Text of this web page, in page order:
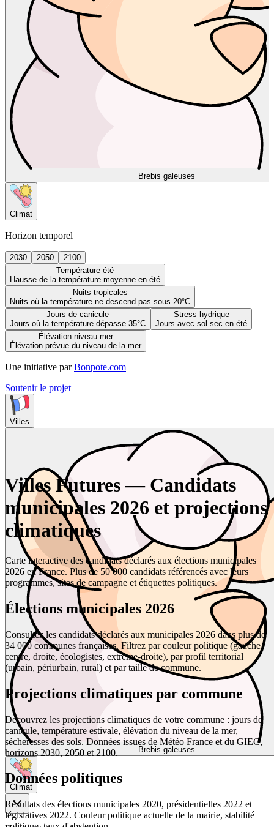
Brebis galeuses
Climat
Horizon temporel
2030 2050
2100
Température été
Hausse de la température moyenne en été
Nuits tropicales
Nuits où la température ne descend pas sous 20°C
Jours de canicule
Jours où la température dépasse 35°C
Stress hydrique
Jours avec sol sec en été
Élévation niveau mer
Élévation prévue du niveau de la mer
Une initiative par Bonpote.com
Soutenir le projet
Villes
Brebis galeuses
Climat
Villes Futures — Candidats
municipales 2026 et projections
climatiques
Carte interactive des candidats déclarés aux élections municipales
2026 en France. Plus de 50 000 candidats référencés avec leurs
programmes, sites de campagne et étiquettes politiques.
Élections municipales 2026
Consultez les candidats déclarés aux municipales 2026 dans plus de
34 000 communes françaises. Filtrez par couleur politique (gauche,
centre, droite, écologistes, extrême-droite), par profil territorial
(urbain, périurbain, rural) et par taille de commune.
Projections climatiques par commune
Découvrez les projections climatiques de votre commune : jours de
canicule, température estivale, élévation du niveau de la mer,
sécheresses des sols. Données issues de Météo France et du GIEC,
horizons 2030, 2050 et 2100.
Données politiques
Résultats des élections municipales 2020, présidentielles 2022 et
législatives 2022. Couleur politique actuelle de la mairie, stabilité